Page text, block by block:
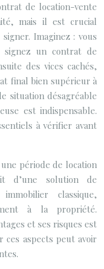
de location-vente
mais il est crucial
Imaginez : vous
signez un contrat de
des vices cachés,
final bien supérieur à
situation désagréable
est indispensable.
à vérifier avant
période de location
d’une solution de
classique,
à la propriété.
et ses risques est
ces aspects peut avoir